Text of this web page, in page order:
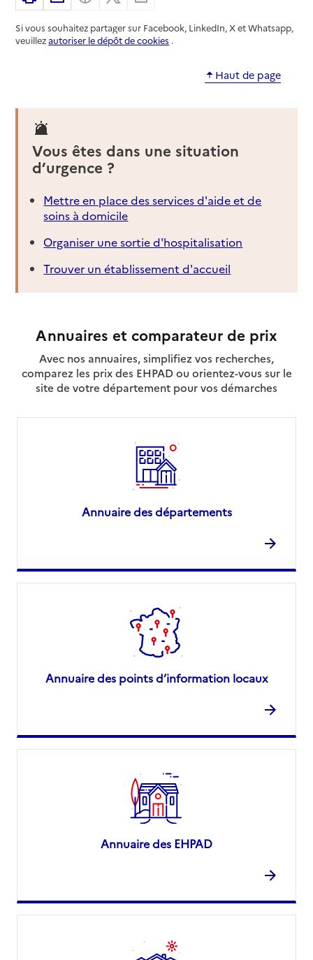
Si vous souhaitez partager sur Facebook, LinkedIn, X et Whatsapp,
veuillezautoriser le dépôt de cookies .
Haut de page
Vous êtes dans une situation
d’urgence ?
Mettre en place des services d'aide et de
soins à domicile
Organiser une sortie d'hospitalisation
Trouver un établissement d'accueil
Annuaires et comparateur de prix
Avec nos annuaires, simplifiez vos recherches,
comparez les prix des EHPAD ou orientez-vous sur le
site de votre département pour vos démarches
Annuaire des départements
Annuaire des points d’information locaux
Annuaire des EHPAD